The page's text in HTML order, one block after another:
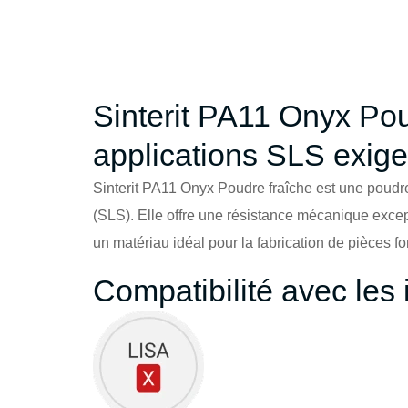
Sinterit PA11 Onyx
applications SLS
Sinterit PA11 Onyx Poudre fraîche est une
(SLS). Elle offre une résistance mécanique
un matériau idéal pour la fabrication de pièces
Compatibilité avec les